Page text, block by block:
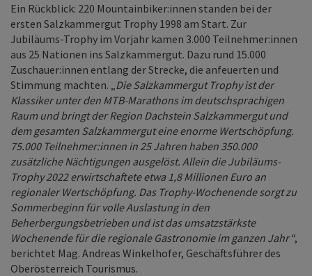
Ein Rückblick: 220 Mountainbiker:innen standen bei der
ersten Salzkammergut Trophy 1998 am Start. Zur
Jubiläums-Trophy im Vorjahr kamen 3.000 Teilnehmer:innen
aus 25 Nationen ins Salzkammergut. Dazu rund 15.000
Zuschauer:innen entlang der Strecke, die anfeuerten und
Stimmung machten. „ Die Salzkammergut Trophy ist der
Klassiker unter den MTB-Marathons im deutschsprachigen
Raum und bringt der Region Dachstein Salzkammergut und
dem gesamten Salzkammergut eine enorme Wertschöpfung.
75.000 Teilnehmer:innen in 25 Jahren haben 350.000
zusätzliche Nächtigungen ausgelöst. Allein die Jubiläums-
Trophy 2022 erwirtschaftete etwa 1,8 Millionen Euro an
regionaler Wertschöpfung. Das Trophy-Wochenende sorgt zu
Sommerbeginn für volle Auslastung in den
Beherbergungsbetrieben und ist das umsatzstärkste
Wochenende für die regionale Gastronomie im ganzen Jahr“,
berichtet Mag. Andreas Winkelhofer, Geschäftsführer des
Oberösterreich Tourismus.